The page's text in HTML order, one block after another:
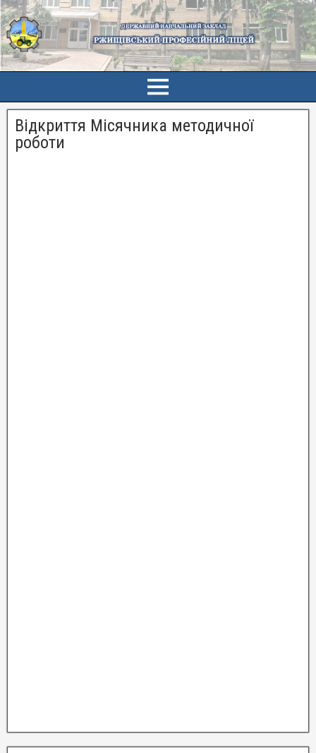
Відкриття Місячника методичної
роботи